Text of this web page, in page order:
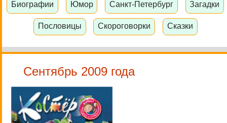
Биографии Юмор Санкт-Петербург Загадки
Пословицы Скороговорки Сказки
Сентябрь 2009 года